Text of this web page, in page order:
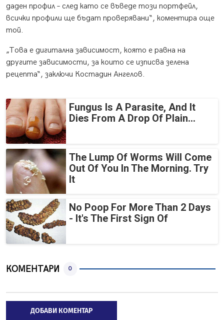
даден профил – след като се въведе този портфейл,
всички профили ще бъдат проверявани“, коментира още
той.
„Това е дигитална зависимост, която е равна на
другите зависимости, за които се изписва зелена
рецепта“, заключи Костадин Ангелов.
Fungus Is A Parasite, And It
Dies From A Drop Of Plain...
The Lump Of Worms Will Come
Out Of You In The Morning. Try
It
No Poop For More Than 2 Days
- It's The First Sign Of
КОМЕНТАРИ 0
ДОБАВИ КОМЕНТАР